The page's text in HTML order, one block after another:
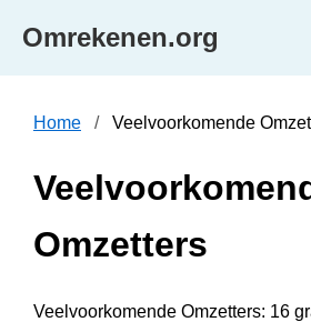
Omrekenen.org
Home Veelvoorkomende
Omzetters
Veelvoorkomende Omzetters: 16